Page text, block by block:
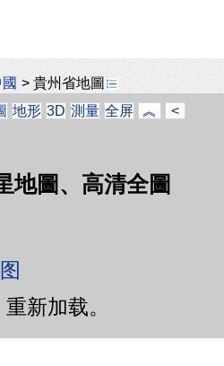
>貴州省地圖
地形 3D 測量 全屏 ︽ <
地圖、高清全圖
重新加载。